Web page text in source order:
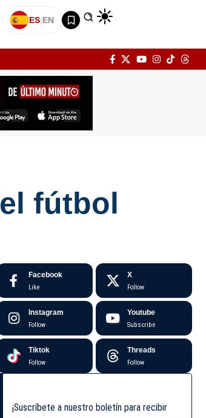
ES|EN
fútbol
Facebook
Like
X
Follow
Instagram
Follow
Youtube
Subscribe
Tiktok
Follow
Threads
Follow
¡Suscríbete a nuestro boletín para recibir